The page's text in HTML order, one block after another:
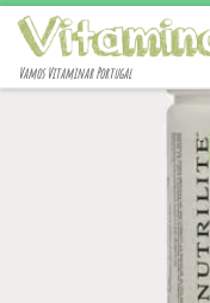
Vamos Vitaminar Portugal